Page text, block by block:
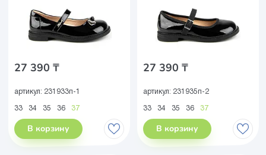
27 390 ₸
артикул: 231933п-1
33 34 35 36 37
В корзину
27 390 ₸
артикул: 231935п-2
33 34 35 36 37
В корзину